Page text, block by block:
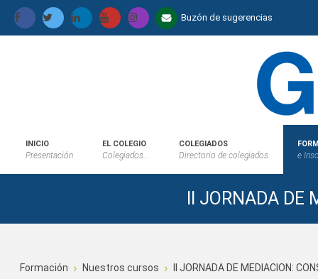
Buzón de sugerencias
INICIO
Presentación
EL COLEGIO
Colegiados...
COLEGIADOS
Directorio de colegiados e
Formación Nuestros cursos II JORNADA DE MEDIACION:
II JORNADA